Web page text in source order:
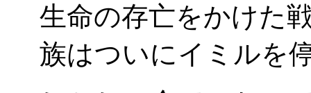
生命の存亡をかけた
族はついにイミルを